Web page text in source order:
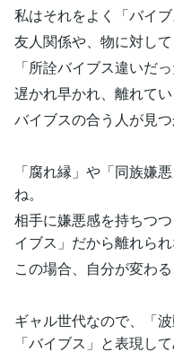
私はそれをよく「バイブ
友人関係や、物に対して
「所詮バイブス違いだっ
遅かれ早かれ、離れて
バイブスの合う人が見
「腐れ縁」や「同族嫌
ね。
相手に嫌悪感を持ちつ
イブス」だから離れられ
この場合、自分が変わ
ギャル世代なので、「
「バイブス」と表現し